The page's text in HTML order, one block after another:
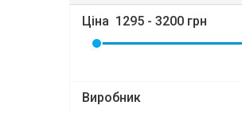
Ціна 1295 - 3200 грн
Виробник